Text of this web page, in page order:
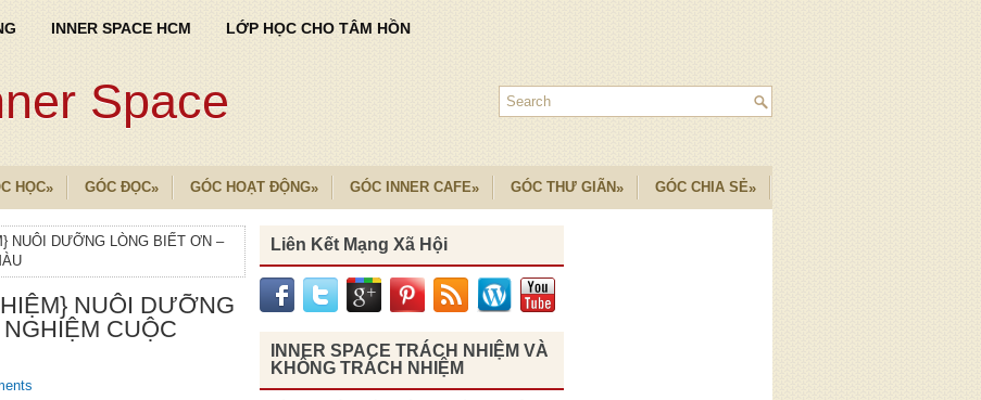
INNER SPACE HCM LỚP HỌC CHO TÂM HỒN
Space
HỌC» GÓC ĐỌC» GÓC HOẠT ĐỘNG» GÓC INNER CAFE» GÓC THƯ GIÃN» GÓC CHIA SẺ»
NUÔI DƯỠNG LÒNG BIẾT ƠN –
NUÔI DƯỠNG
CUỘC
Liên Kết Mạng Xã Hội
INNER SPACE TRÁCH NHIỆM VÀ
KHÔNG TRÁCH NHIỆM